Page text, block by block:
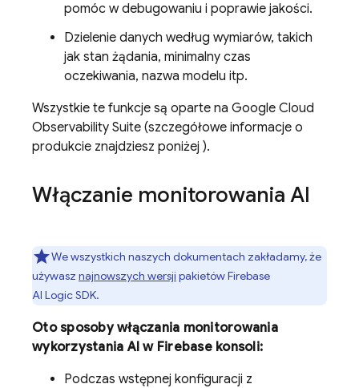
pomóc w debugowaniu i poprawie jakości.
Dzielenie danych według wymiarów, takich
jak stan żądania, minimalny czas
oczekiwania, nazwa modelu itp.
Wszystkie te funkcje są oparte na Google Cloud
Observability Suite (szczegółowe informacje o
produkcie znajdziesz poniżej ).
Włączanie monitorowania AI
We wszystkich naszych dokumentach zakładamy, że
używasz najnowszych wersji pakietówFirebase
AI LogicSDK.
Oto sposoby włączania monitorowania
wykorzystania AI w Firebasekonsoli:
Podczas wstępnej konfiguracji z